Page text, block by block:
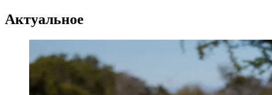
Актуальное